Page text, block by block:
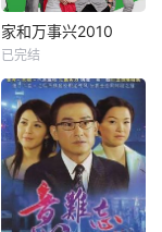
家和万事兴2010
已完结